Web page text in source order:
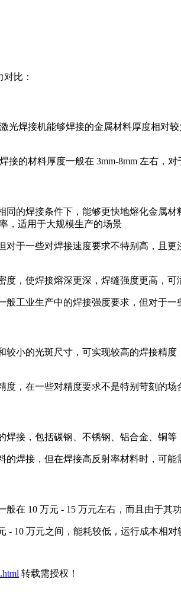
比：
光焊接机能够焊接的金属材料厚度相对
接的材料厚度一般在 3mm-8mm 左右
同的焊接条件下，能够更快地熔化金属
，适用于大规模生产的场景
对于一些对焊接速度要求不特别高，且
度，使焊接熔深更深，焊缝强度更高，
般工业生产中的焊接强度要求，但对于
较小的光斑尺寸，可实现较高的焊接精
度，在一些对精度要求不是特别苛刻的
焊接，包括碳钢、不锈钢、铝合金、铜
的焊接，但在焊接高反射率材料时，可
般在 10 万元 - 15 万元左右，而且由于
- 10 万元之间，能耗较低，运行成本相
转载需授权！